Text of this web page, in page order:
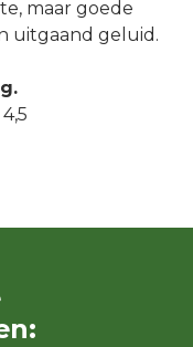
maar goede
uitgaand geluid.